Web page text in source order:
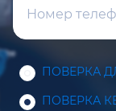
ПОВЕРКА
ПОВЕРКА